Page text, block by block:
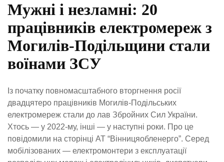
Мужні і незламні: 20
працівників електромереж з
Могилів-Подільщини стали
воїнами ЗСУ
Із початку повномасштабного вторгнення росії
двадцятеро працівників Могилів-Подільських
електромереж стали до лав Збройних Сил України.
Хтось — у 2022-му, інші — у наступні роки. Про це
повідомили на сторінці АТ “Вінницяобленерго”. Серед
мобілізованих — електромонтери з експлуатації